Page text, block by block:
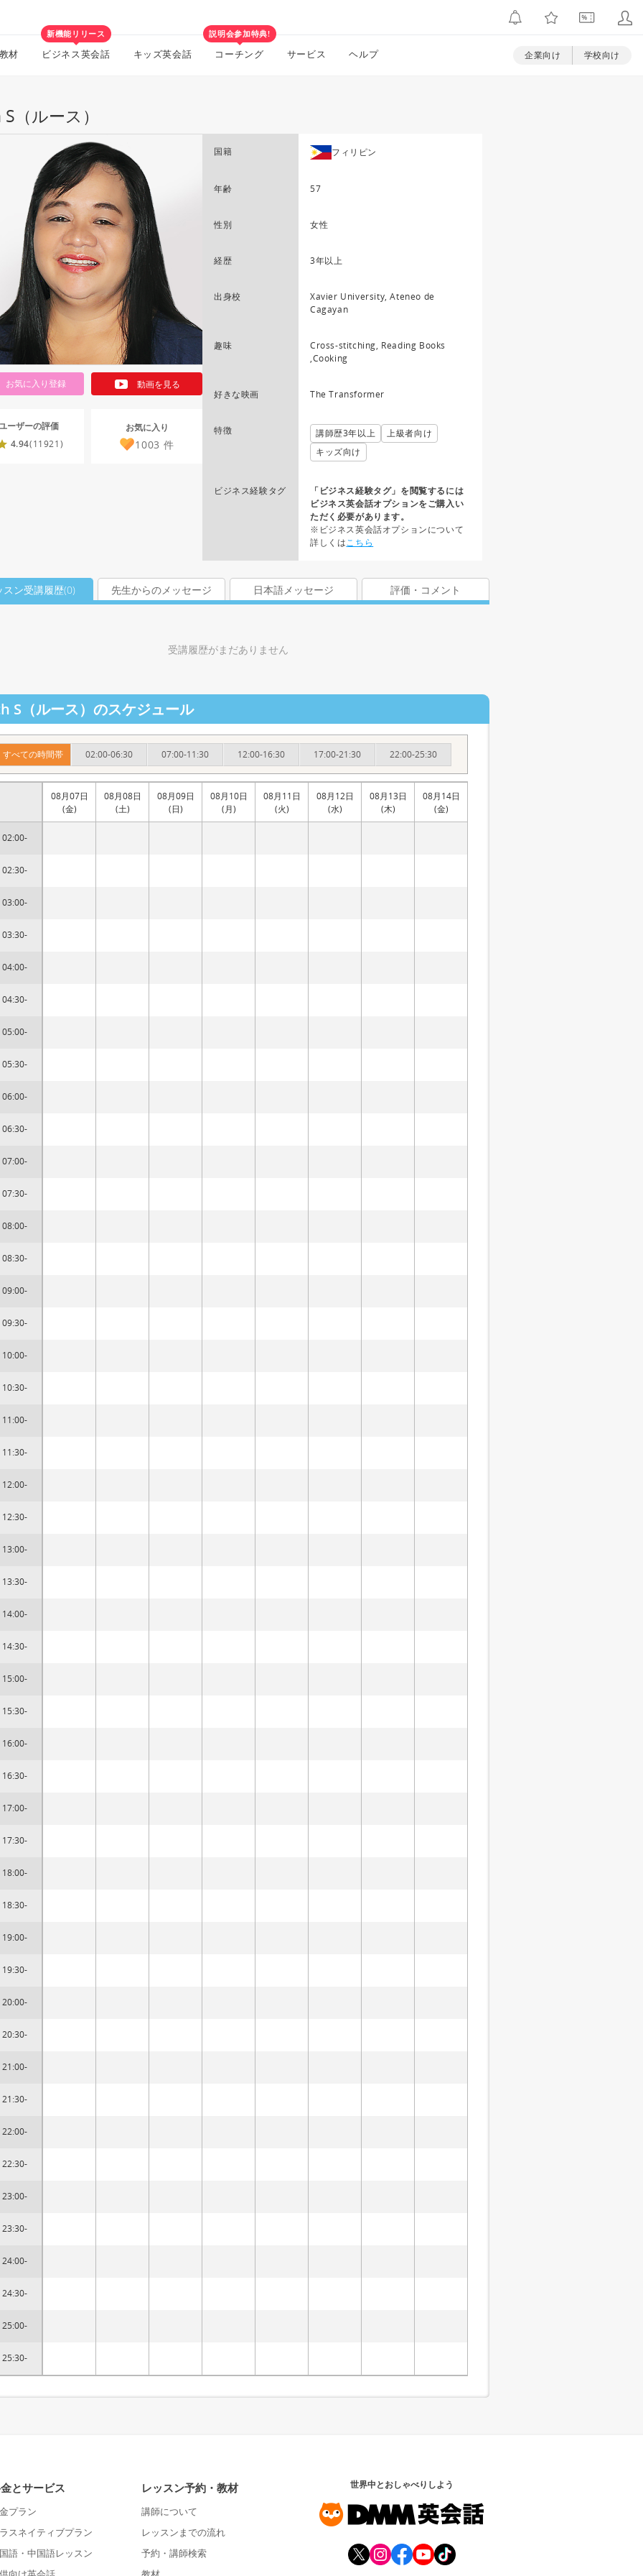
材
新機能リリース
ビジネス英会話 キッズ英会話
説明会参加特典!
コーチング サービス ヘルプ 企業向け 学校向け
（ルース）
お気に入り登録 動画を見る
ーザーの評価
4.94(11921)
お気に入り
1003 件
国籍 フィリピン
年齢 57
性別 女性
経歴 3年以上
出身校
Xavier University, Ateneo de
Cagayan
趣味
Cross-stitching, Reading Books
,Cooking
好きな映画 The Transformer
特徴 講師歴3年以上
上級者向け
キッズ向け
ビジネス経験タグ
「ビジネス経験タグ」を閲覧するには
ビジネス英会話オプションをご購入い
ただく必要があります。
※ビジネス英会話オプションについて
詳しくはこちら
スン受講履歴(0) 先生からのメッセージ 日本語メッセージ 評価・コメント
受講履歴がまだありません
S（ルース）のスケジュール
すべての時間帯 02:00-06:30 07:00-11:30 12:00-16:30 17:00-21:30 22:00-25:30
02:00-
02:30-
03:00-
03:30-
04:00-
04:30-
05:00-
05:30-
06:00-
06:30-
07:00-
07:30-
08:00-
08:30-
09:00-
09:30-
10:00-
10:30-
11:00-
11:30-
12:00-
12:30-
13:00-
13:30-
14:00-
14:30-
15:00-
15:30-
16:00-
16:30-
17:00-
17:30-
18:00-
18:30-
19:00-
19:30-
20:00-
20:30-
21:00-
21:30-
22:00-
22:30-
23:00-
23:30-
24:00-
24:30-
25:00-
25:30-
08月07日
(金)
08月08日
(土)
08月09日
(日)
08月10日
(月)
08月11日
(火)
08月12日
(水)
08月13日
(木)
08月14日
(金)
とサービス
プラン
スネイティブプラン
語・中国語レッスン
レッスン予約・教材
講師について
レッスンまでの流れ
予約・講師検索
世界中とおしゃべりしよう